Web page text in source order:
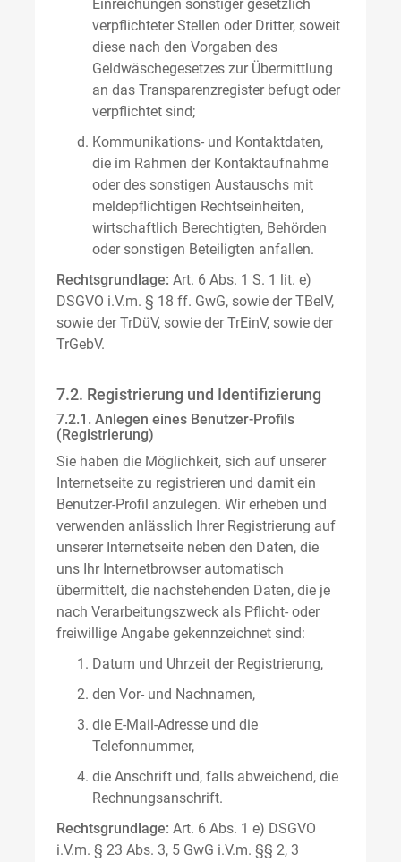
Einreichungen sonstiger gesetzlich
verpflichteter Stellen oder Dritter, soweit
diese nach den Vorgaben des
Geldwäschegesetzes zur Übermittlung
an das Transparenzregister befugt oder
verpflichtet sind;
Kommunikations- und Kontaktdaten,
die im Rahmen der Kontaktaufnahme
oder des sonstigen Austauschs mit
meldepflichtigen Rechtseinheiten,
wirtschaftlich Berechtigten, Behörden
oder sonstigen Beteiligten anfallen.
Rechtsgrundlage: Art. 6 Abs. 1 S. 1 lit. e)
DSGVO i.V.m. § 18 ff. GwG, sowie der TBelV,
sowie der TrDüV, sowie der TrEinV, sowie der
TrGebV.
7.2. Registrierung und Identifizierung
7.2.1. Anlegen eines Benutzer-Profils
(Registrierung)
Sie haben die Möglichkeit, sich auf unserer
Internetseite zu registrieren und damit ein
Benutzer-Profil anzulegen. Wir erheben und
verwenden anlässlich Ihrer Registrierung auf
unserer Internetseite neben den Daten, die
uns Ihr Internetbrowser automatisch
übermittelt, die nachstehenden Daten, die je
nach Verarbeitungszweck als Pflicht- oder
freiwillige Angabe gekennzeichnet sind:
Datum und Uhrzeit der Registrierung,
den Vor- und Nachnamen,
die E-Mail-Adresse und die
Telefonnummer,
die Anschrift und, falls abweichend, die
Rechnungsanschrift.
Rechtsgrundlage: Art. 6 Abs. 1 e) DSGVO
i.V.m. § 23 Abs. 3, 5 GwG i.V.m. §§ 2, 3